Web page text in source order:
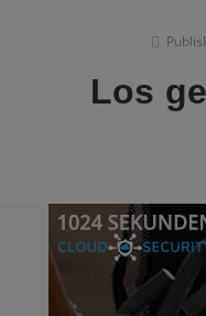
Los